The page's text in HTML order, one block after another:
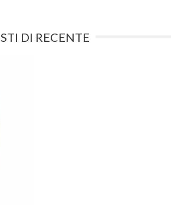
DI RECENTE